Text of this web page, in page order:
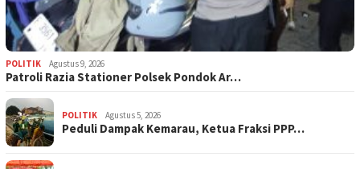
POLITIK Agustus 9, 2026
Patroli Razia Stationer Polsek Pondok Ar…
POLITIK Agustus 5, 2026
‎Peduli Dampak Kemarau, Ketua Fraksi PPP…